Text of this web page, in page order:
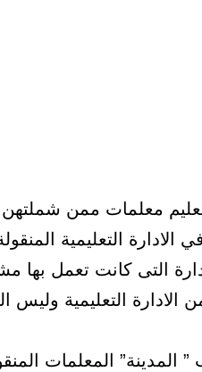
معلمات ممن
التعليمية
التى كانت تعمل بها
الادارة التعليمية وليس
المعلمات